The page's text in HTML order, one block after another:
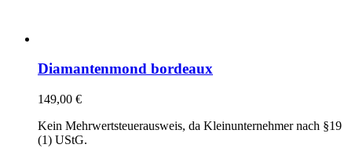
Diamantenmond bordeaux
149,00 €
Kein Mehrwertsteuerausweis, da Kleinunternehmer nach §19
(1) UStG.